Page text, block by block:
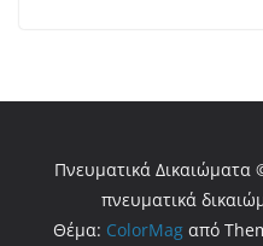
Πνευματικά Δικαιώματα
πνευματικά
Θέμα: ColorMag από